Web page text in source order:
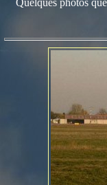
Quelques photos